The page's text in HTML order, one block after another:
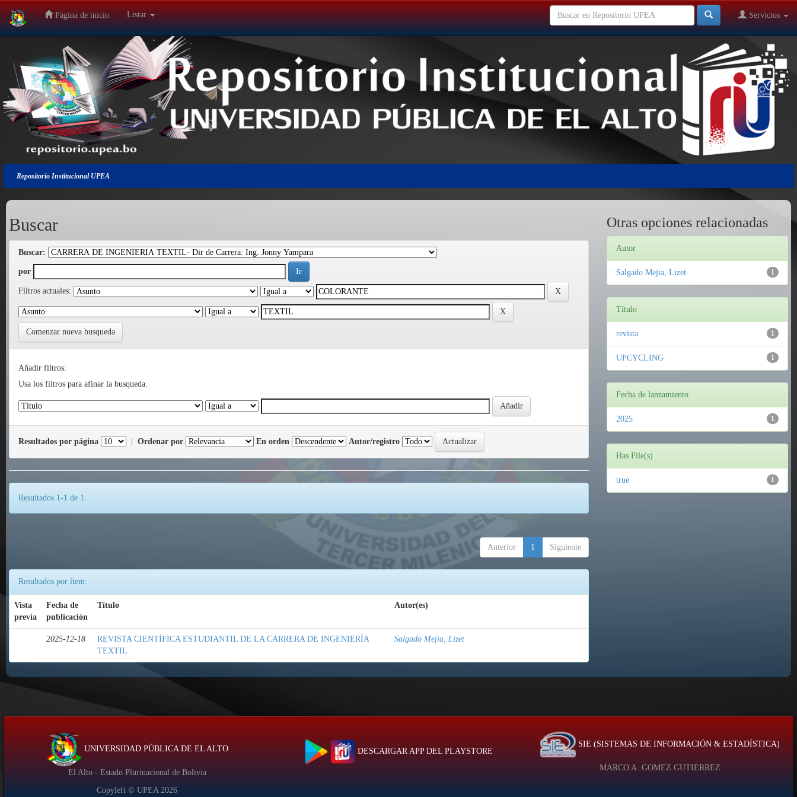
Salir
navegación
Página de inicio Listar Servicios
Repositorio Institucional UPEA
Buscar
Buscar:
por
Filtros actuales:
Comenzar nueva busqueda
Añadir filtros:
Usa los filtros para afinar la busqueda.
Resultados por página Ordenar por En orden Autor/registro
Resultados 1-1 de 1.
Anterior 1 Siguiente
Resultados por ítem:
Vista
previa
Fecha de
publicación
Título Autor(es)
2025-12-18
REVISTA CIENTÍFICA ESTUDIANTIL DE LA CARRERA DE INGENIERÍA
TEXTIL
Salgado Mejia, Lizet
Otras opciones relacionadas
Autor
1
Salgado Mejia, Lizet
Título
1
revista
1
UPCYCLING
Fecha de lanzamiento
1
2025
Has File(s)
1
true
UNIVERSIDAD PÚBLICA DE EL ALTO
El Alto - Estado Plurinacional de Bolivia
Copyleft © UPEA2026
DESCARGAR APP DEL PLAYSTORE
SIE (SISTEMAS DE INFORMACIÓN & ESTADÍSTICA)
MARCO A. GOMEZ GUTIERREZ